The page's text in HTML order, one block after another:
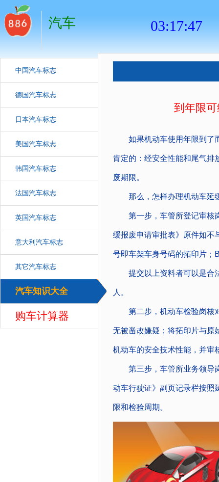
汽车
中国汽车标志
德国汽车标志
日本汽车标志
美国汽车标志
韩国汽车标志
法国汽车标志
英国汽车标志
意大利汽车标志
其它汽车标志
汽车知识大全
购车计算器
到年限
如果机动车使用年限到了而
肯定的：经安全性能和尾气排
废期限。
那么，怎样办理机动车延
第一步，车管所登记审核岗
缓报废申请审批表》原件如不
号即车架车身号码的拓印片；
提交以上资料者可以是合法
人。
第二步，机动车检验岗核对
无被凿改嫌疑；将拓印片与原
机动车的安全技术性能，并审
第三步，车管所业务领导岗
动车行驶证》副页记录栏按照
限和检验周期。